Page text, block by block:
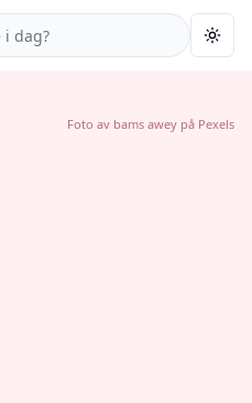
Foto av bams awey på Pexels